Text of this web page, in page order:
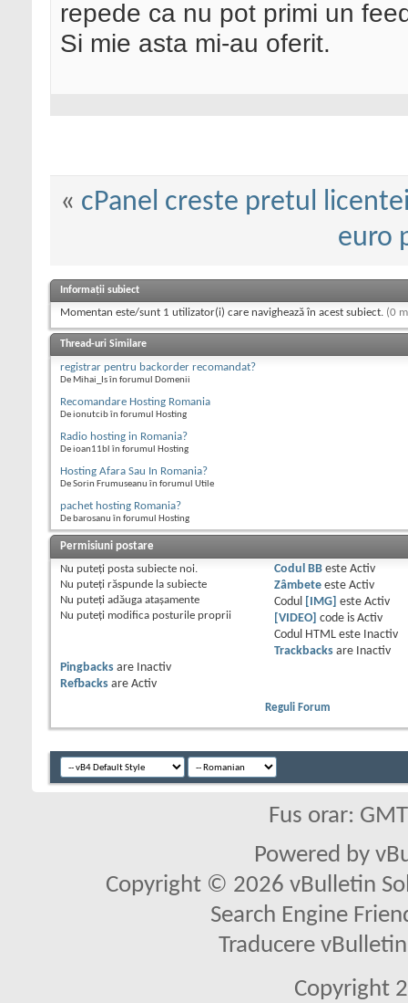
repede ca nu pot primi un
Si mie asta mi-au oferit.
« cPanel creste pretul
euro
Informații subiect
Momentan este/sunt 1 utilizator(i) care navighează în acest subiect. (0
Thread-uri Similare
registrar pentru backorder recomandat?
De Mihai_Is în forumul Domenii
Recomandare Hosting Romania
De ionutcib în forumul Hosting
Radio hosting in Romania?
De ioan11bl în forumul Hosting
Hosting Afara Sau In Romania?
De Sorin Frumuseanu în forumul Utile
pachet hosting Romania?
De barosanu în forumul Hosting
Permisiuni postare
Nu puteţi posta subiecte noi.
Nu puteţi răspunde la subiecte
Nu puteţi adăuga ataşamente
Nu puteţi modifica posturile proprii
Codul BBeste Activ
Zâmbeteeste Activ
Codul
[IMG] este Activ
[VIDEO] code is Activ
Codul HTML este
Inactiv
Trackbacksare
Inactiv
Pingbacks are
Inactiv
Refbacks are Activ
Reguli Forum
Fus orar:
Powered by
Copyright © 2026 vBulletin
Search Engine
Traducere
Copyright